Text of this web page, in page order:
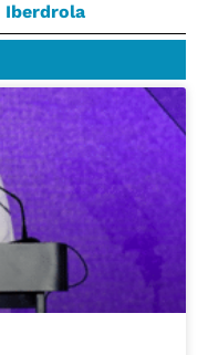
Iberdrola